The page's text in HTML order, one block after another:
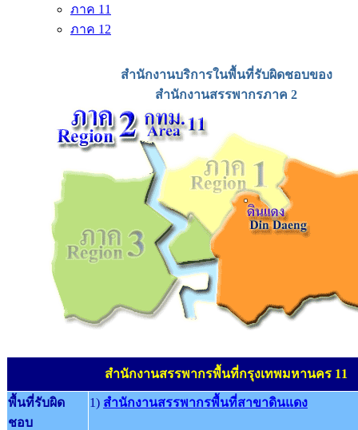
ภาค 11
ภาค 12
สำนักงานบริการในพื้นที่รับผิดชอบของ
สำนักงานสรรพากรภาค 2
สำนักงานสรรพากรพื้นที่กรุงเทพมหานคร 11
พื้นที่รับผิด
ชอบ
1) สำนักงานสรรพากรพื้นที่สาขาดินแดง